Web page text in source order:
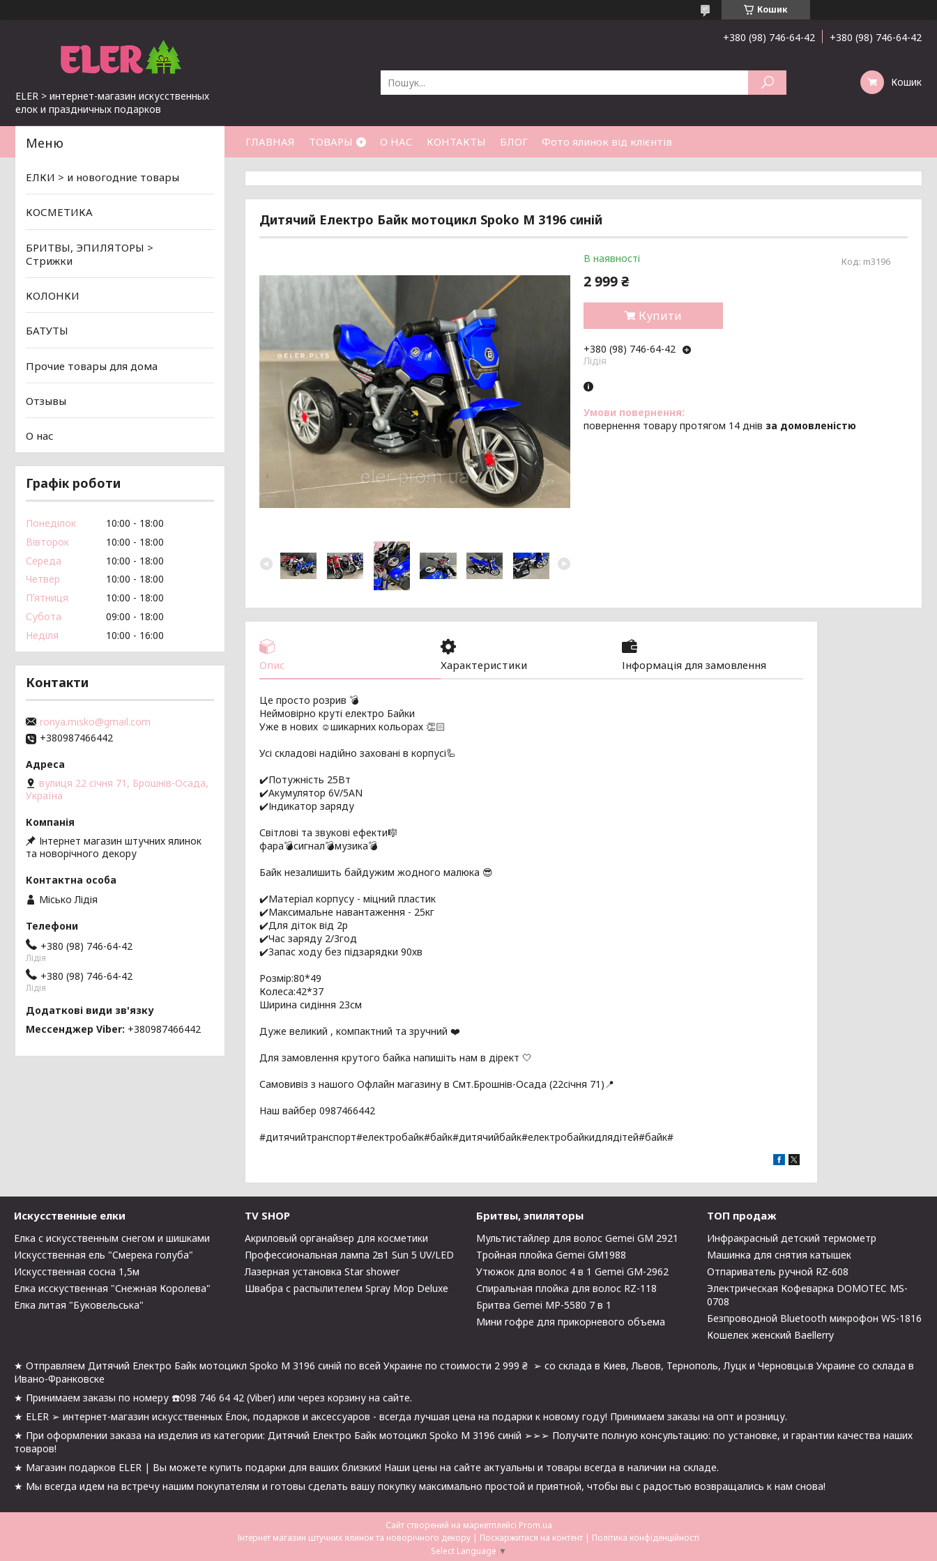
Кошик
ELER > интернет-магазин искусственных
елок и праздничных подарков
+380 (98) 746-64-42 +380 (98) 746-64-42
Кошик
ГЛАВНАЯ ТОВАРЫ О НАС КОНТАКТЫ БЛОГ Фото ялинок від клієнтів
Дитячий Електро Байк мотоцикл Spoko M 3196 синій
В наявності Код: m3196
2 999 ₴
Купити
+380 (98) 746-64-42
Лідія
повернення товару протягом 14 днів за домовленістю
Опис Характеристики Інформація для замовлення
Це просто розрив 💣
Неймовірно круті електро Байки
Уже в нових ☺️шикарних кольорах 👏🏻
Усі складові надійно заховані в корпусі🦾
✔️Потужність 25Вт
✔️Акумулятор 6V/5AN
✔️Індикатор заряду
Світлові та звукові ефекти🎼
фара💣сигнал💣музика💣
Байк незалишить байдужим жодного малюка 😎
✔️Матеріал корпусу - міцний пластик
✔️Максимальне навантаження - 25кг
✔️Для діток від 2р
✔️Час заряду 2/3год
✔️Запас ходу без підзарядки 90хв
Розмір:80*49
Колеса:42*37
Ширина сидіння 23см
Дуже великий , компактний та зручний ❤️
Для замовлення крутого байка напишіть нам в дірект 🤍
Самовивіз з нашого Офлайн магазину в Смт.Брошнів-Осада (22січня 71)📍
Наш вайбер 0987466442
#дитячийтранспорт#електробайк#байк#дитячийбайк#електробайкидлядітей#байк#
ЕЛКИ > и новогодние товары
КОСМЕТИКА
БРИТВЫ, ЭПИЛЯТОРЫ >
Стрижки
КОЛОНКИ
БАТУТЫ
Прочие товары для дома
Отзывы
О нас
Графік роботи
Понеділок 10:00
18:00
Вівторок
10:00
18:00
Середа
10:00
18:00
Четвер
10:00
18:00
Пʼятниця
10:00
18:00
Субота
09:00
18:00
Неділя
10:00 16:00
Контакти
ronya.misko@gmail.com
+380987466442
вулиця 22 січня 71, Брошнів-Осада,
Україна
Інтернет магазин штучних ялинок
та новорічного декору
Місько Лідія
+380 (98) 746-64-42
Лідія
+380 (98) 746-64-42
Лідія
Мессенджер Viber +380987466442
Искусственные елки
Елка с искусственным снегом и шишками
Искусственная ель "Смерека голуба"
Искусственная сосна 1,5м
Елка исскуственная "Снежная Королева"
Елка литая "Буковельська"
TV SHOP
Акриловый органайзер для косметики
Профессиональная лампа 2в1 Sun 5 UV/LED
Лазерная установка Star shower
Швабра с распылителем Spray Mop Deluxe
Бритвы, эпиляторы
Мультистайлер для волос Gemei GM 2921
Тройная плойка Gemei GM1988
Утюжок для волос 4 в 1 Gemei GM-2962
Спиральная плойка для волос RZ-118
Бритва Gemei MP-5580 7 в 1
Мини гофре для прикорневого объема
ТОП продаж
Инфракрасный детский термометр
Машинка для снятия катышек
Отпариватель ручной RZ-608
Электрическая Кофеварка DOMOTEC MS-
0708
Безпроводной Bluetooth микрофон WS-1816
Кошелек женский Baellerry
★ Отправляем Дитячий Електро Байк мотоцикл Spoko M 3196 синій по всей Украине по стоимости 2 999 ₴ ➢ со склада в Киев, Львов, Тернополь, Луцк и Черновцы.в Украине со склада в
Ивано-Франковске
★ Принимаем заказы по номеру ☎️098 746 64 42 (Viber) или через корзину на сайте.
★ ELER ➢ интернет-магазин искусственных Ёлок, подарков и аксессуаров - всегда лучшая цена на подарки к новому году! Принимаем заказы на опт и розницу.
★ При оформлении заказа на изделия из категории: Дитячий Електро Байк мотоцикл Spoko M 3196 синій ➢➢➢ Получите полную консультацию: по установке, и гарантии качества наших
товаров!
★ Магазин подарков ELER | Вы можете купить подарки для ваших близких! Наши цены на сайте актуальны и товары всегда в наличии на складе.
★ Мы всегда идем на встречу нашим покупателям и готовы сделать вашу покупку максимально простой и приятной, чтобы вы с радостью возвращались к нам снова!
Сайт створений на маркетплейсі Prom.ua
Інтернет магазин штучних ялинок та новорічного декору | Поскаржитися на контент | Політика конфіденційності
Select Language ▼